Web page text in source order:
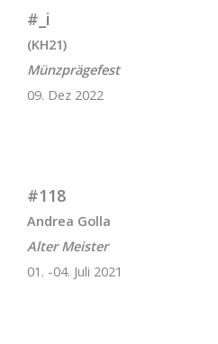
#_i
(KH21)
Münzprägefest
09. Dez 2022
#118
Andrea Golla
Alter Meister
01. -04. Juli 2021